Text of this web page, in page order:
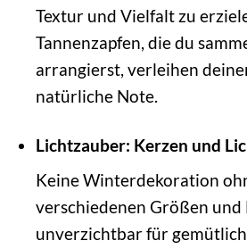
Textur und Vielfalt zu
Tannenzapfen, die du
arrangierst, verleihen
natürliche Note.
Lichtzauber: Kerzen und
Keine Winterdekoration
verschiedenen Größen und
unverzichtbar für